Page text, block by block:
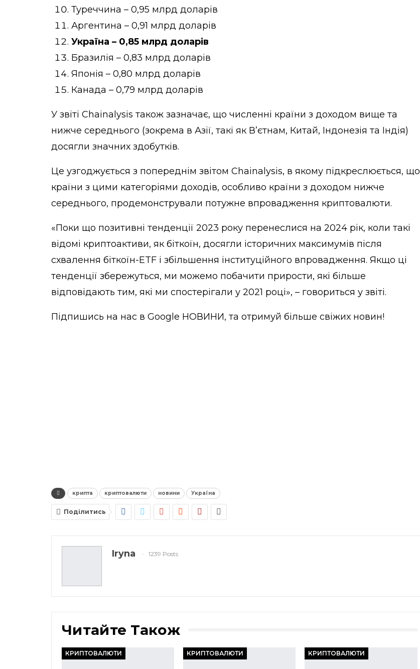
Туреччина – 0,95 млрд доларів
Аргентина – 0,91 млрд доларів
Україна – 0,85 млрд доларів
Бразилія – 0,83 млрд доларів
Японія – 0,80 млрд доларів
Канада – 0,79 млрд доларів
У звіті Chainalysis також зазначає, що численні країни з доходом вище та
нижче середнього (зокрема в Азії, такі як В’єтнам, Китай, Індонезія та Індія)
досягли значних здобутків.
Це узгоджується з попереднім звітом Chainalysis, в якому підкреслюється, що
країни з цими категоріями доходів, особливо країни з доходом нижче
середнього, продемонстрували потужне впровадження криптовалюти.
«Поки що позитивні тенденції 2023 року перенеслися на 2024 рік, коли такі
відомі криптоактиви, як біткоїн, досягли історичних максимумів після
схвалення біткоїн-ETF і збільшення інституційного впровадження. Якщо ці
тенденції збережуться, ми можемо побачити прирости, які більше
відповідають тим, які ми спостерігали у 2021 році», – говориться у звіті.
Підпишись на нас в Google НОВИНИ, та отримуй більше свіжих новин!
крипта криптовалюти новини Україна
Поділитись
Iryna 1239 Posts
Читайте Також
КРИПТОВАЛЮТИ КРИПТОВАЛЮТИ КРИПТОВАЛЮТИ